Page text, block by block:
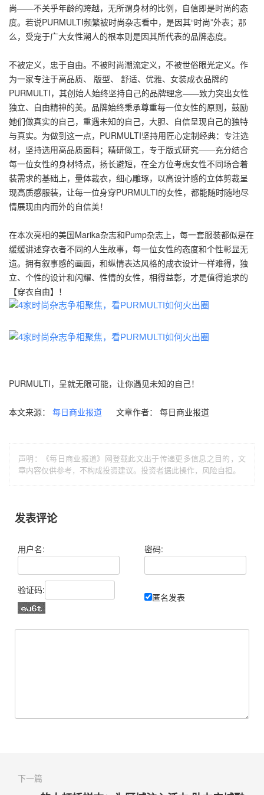
尚——不关乎年龄的跨越，无所谓身材的比例，自信即是时尚的态
度。若说PURMULTI频繁被时尚杂志看中，是因其“时尚”外表；那
么，受宠于广大女性潮人的根本则是因其所代表的品牌态度。
不被定义，忠于自由。不被时尚潮流定义，不被世俗眼光定义。作
为一家专注于高品质、 版型、 舒适、优雅、女装成衣品牌的
PURMULTI，其创始人始终坚持自己的品牌理念——致力突出女性
独立、自由精神的美。品牌始终秉承尊重每一位女性的原则，鼓励
她们做真实的自己，重遇未知的自己，大胆、自信呈现自己的独特
与真实。为做到这一点，PURMULTI坚持用匠心定制经典：专注选
材，坚持选用高品质面料；精研做工，专于版式研究——充分结合
每一位女性的身材特点，扬长避短，在全方位考虑女性不同场合着
装需求的基础上，量体裁衣，细心雕琢，以高设计感的立体剪裁呈
现高质感服装，让每一位身穿PURMULTI的女性，都能随时随地尽
情展现由内而外的自信美！
在本次亮相的美国Marika杂志和Pump杂志上，每一套服装都似是在
缓缓讲述穿衣者不同的人生故事，每一位女性的态度和个性彰显无
遗。拥有叙事感的画面，和纵情表达风格的成衣设计一样难得，独
立、个性的设计和闪耀、性情的女性，相得益彰，才是值得追求的
【穿衣自由】！
PURMULTI，呈就无限可能，让你遇见未知的自己！
本文来源： 每日商业报道 文章作者： 每日商业报道
声明：《每日商业报道》网登载此文出于传递更多信息之目的，文
章内容仅供参考，不构成投资建议。投资者据此操作，风险自担。
发表评论
用户名: 密码:
验证码:
匿名发表
下一篇